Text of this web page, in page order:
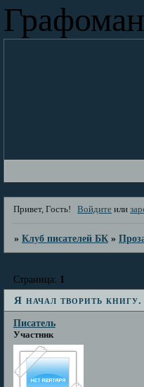
Привет, Гость! Войдите или
»Клуб писателей БК »
Я начал творить
Страница: 1
Писатель
Участник